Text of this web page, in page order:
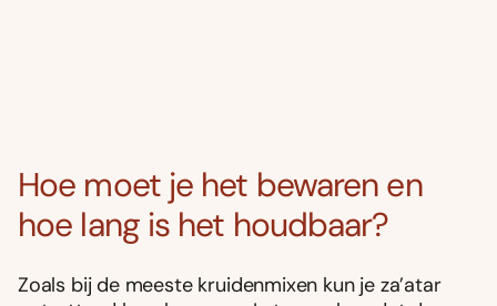
Hoe moet je het bewaren en
hoe lang is het houdbaar?
Zoals bij de meeste kruidenmixen kun je za’atar